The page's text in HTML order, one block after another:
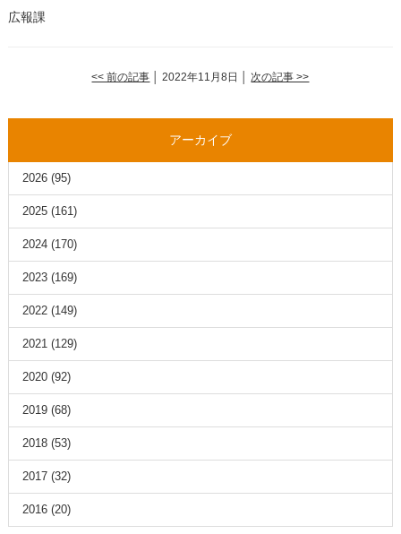
広報課
<< 前の記事 │ 2022年11月8日 │ 次の記事 >>
アーカイブ
2026(95)
2025(161)
2024(170)
2023(169)
2022(149)
2021 (129)
2020(92)
2019(68)
2018(53)
2017(32)
2016(20)